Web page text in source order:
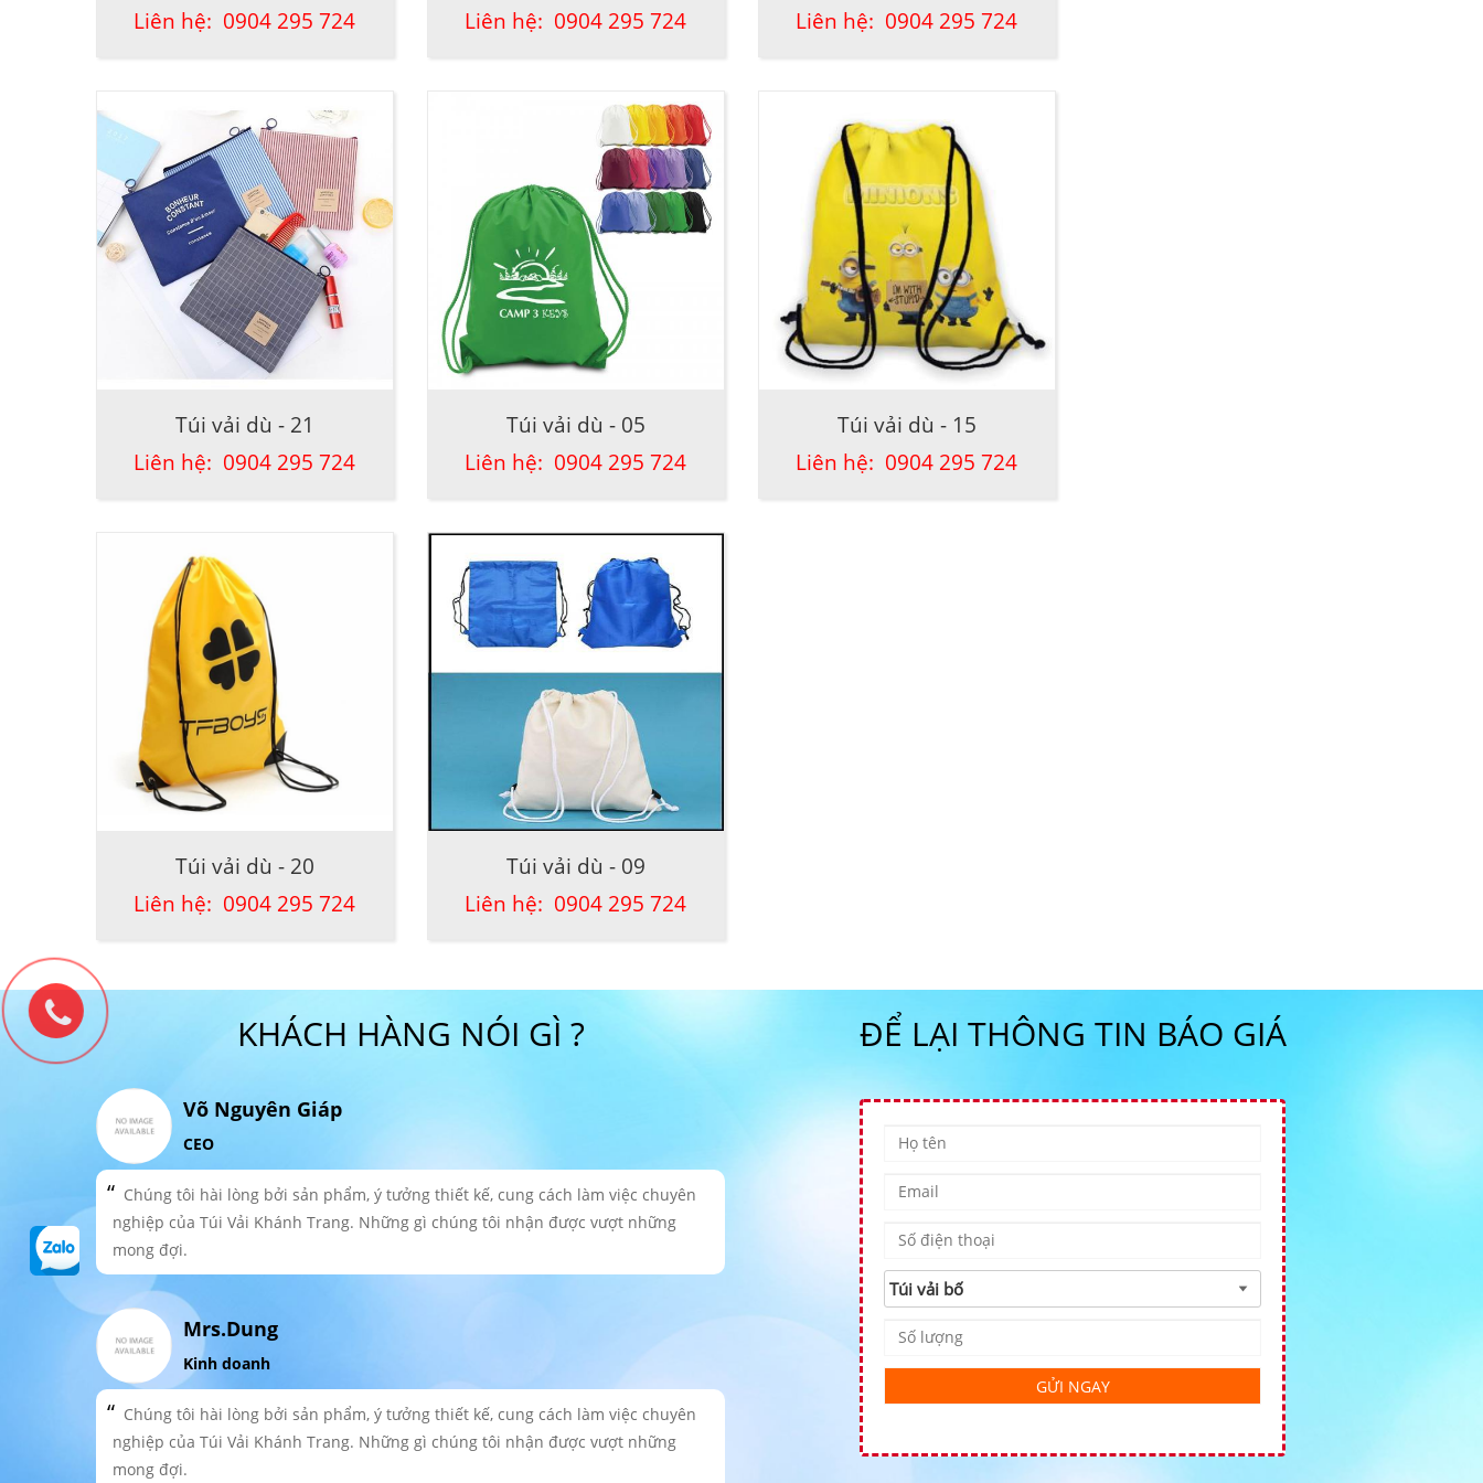
Liên hệ: 0904 295 724 Liên hệ: 0904 295 724 Liên hệ: 0904 295 724
Túi vải dù - 21
Liên hệ: 0904 295 724
Túi vải dù - 05
Liên hệ: 0904 295 724
Túi vải dù - 15
Liên hệ: 0904 295 724
Túi vải dù - 20
Liên hệ: 0904 295 724
Túi vải dù - 09
Liên hệ: 0904 295 724
KHÁCH HÀNG NÓI GÌ ?
Võ Nguyên Giáp
CEO
Chúng tôi hài lòng bởi sản phẩm, ý tưởng thiết kế, cung cách làm việc chuyên
nghiệp của Túi Vải Khánh Trang. Những gì chúng tôi nhận được vượt những
mong đợi.
Mrs.Dung
Kinh doanh
Chúng tôi hài lòng bởi sản phẩm, ý tưởng thiết kế, cung cách làm việc chuyên
nghiệp của Túi Vải Khánh Trang. Những gì chúng tôi nhận được vượt những
mong đợi.
ĐỂ LẠI THÔNG TIN BÁO GIÁ